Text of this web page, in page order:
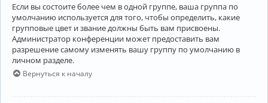
Если вы состоите более чем в одной группе, ваша группа по
умолчанию используется для того, чтобы определить, какие
групповые цвет и звание должны быть вам присвоены.
Администратор конференции может предоставить вам
разрешение самому изменять вашу группу по умолчанию в
личном разделе.
Вернуться к началу